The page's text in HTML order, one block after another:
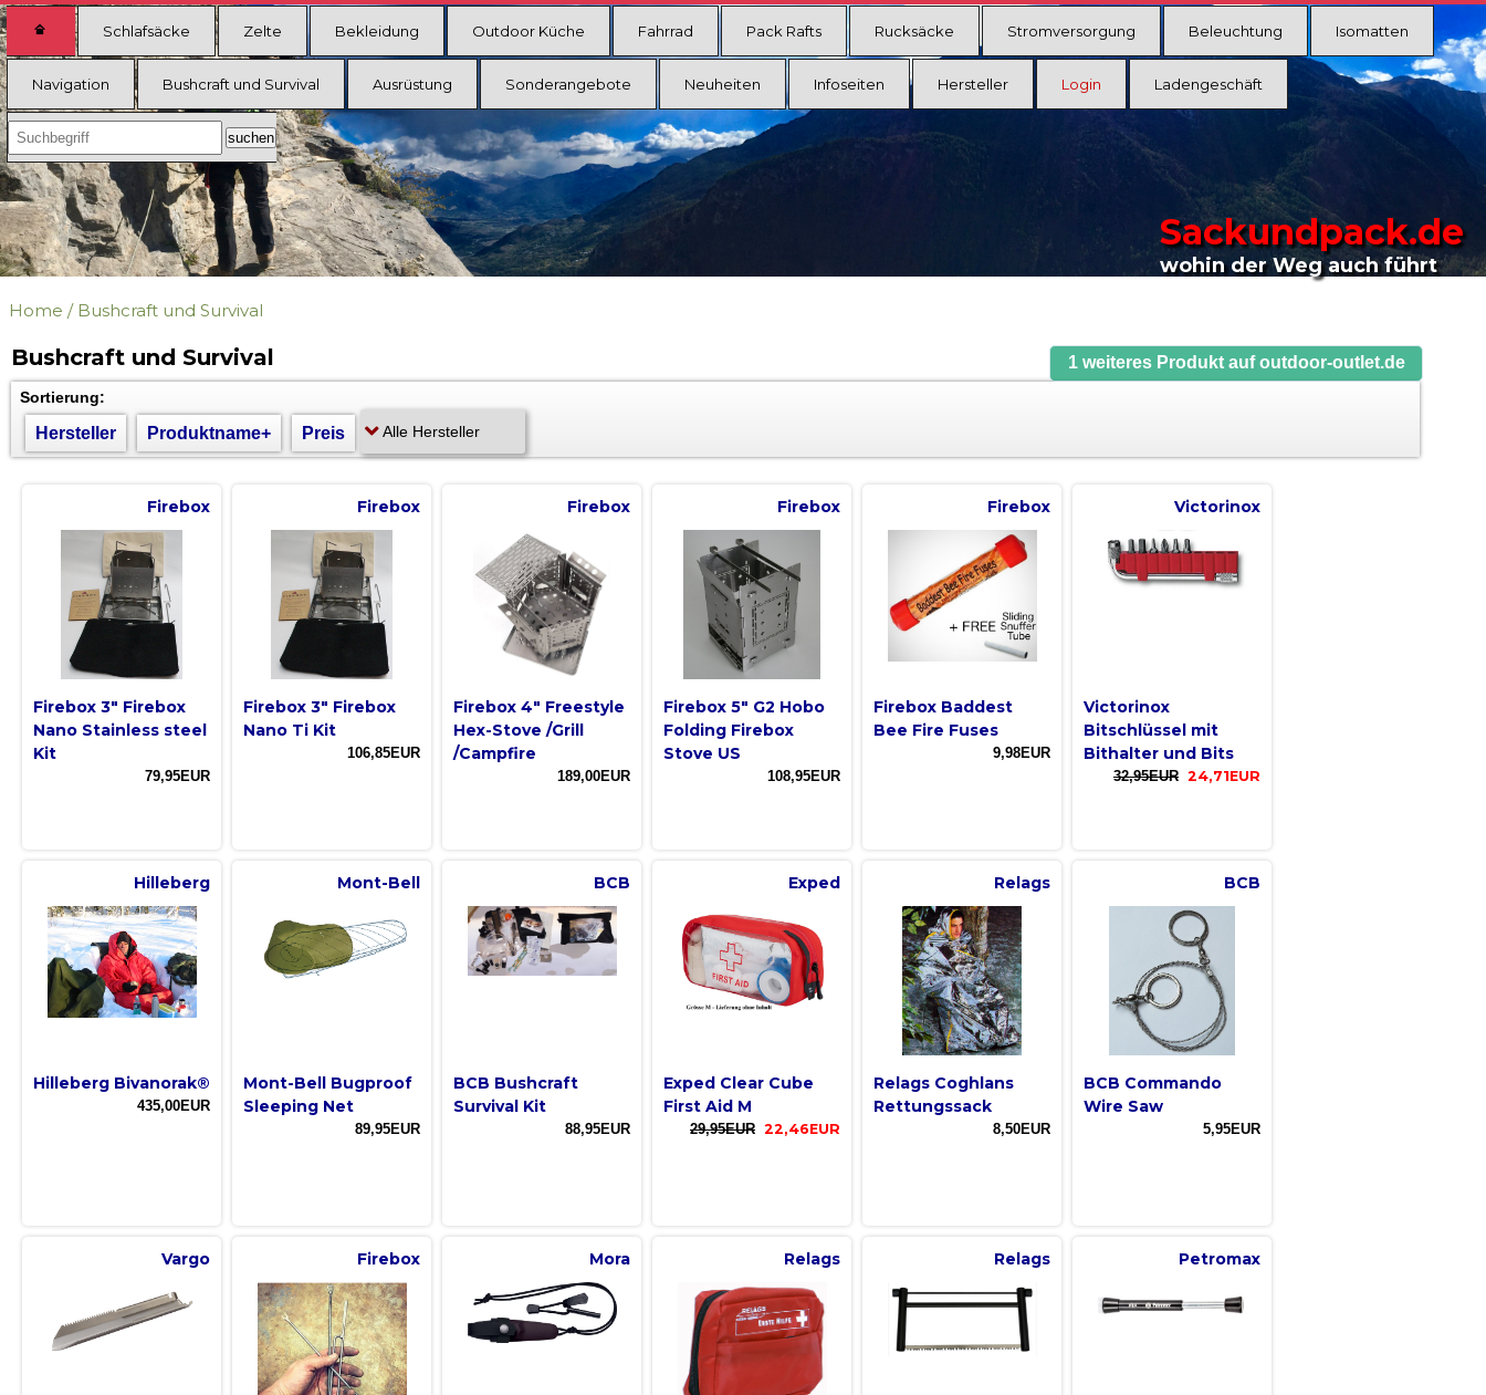
Schlafsäcke Zelte Bekleidung Outdoor Küche Fahrrad Pack Rafts Rucksäcke Stromversorgung Beleuchtung Isomatten
Navigation Bushcraft und Survival Ausrüstung Sonderangebote Neuheiten Infoseiten Hersteller Login Ladengeschäft
Sackundpack.de
wohin der Weg auch führt
Home / Bushcraft und Survival
Bushcraft und Survival 1 weiteres Produkt auf outdoor-outlet.de
Sortierung:
Hersteller Produktname+ Preis
Firebox
Firebox 3" Firebox
Nano Stainless steel
Kit
79,95EUR
Firebox
Firebox 3" Firebox
Nano Ti Kit
106,85EUR
Firebox
Firebox 4" Freestyle
Hex-Stove /Grill
/Campfire
189,00EUR
Firebox
Firebox 5" G2 Hobo
Folding Firebox
Stove US
108,95EUR
Firebox
Firebox Baddest
Bee Fire Fuses
9,98EUR
Victorinox
Victorinox
Bitschlüssel mit
Bithalter und Bits
32,95EUR 24,71EUR
Hilleberg
Hilleberg Bivanorak®
435,00EUR
Mont-Bell
Mont-Bell Bugproof
Sleeping Net
89,95EUR
BCB
BCB Bushcraft
Survival Kit
88,95EUR
Exped
Exped Clear Cube
First Aid M
29,95EUR 22,46EUR
Relags
Relags Coghlans
Rettungssack
8,50EUR
BCB
BCB Commando
Wire Saw
5,95EUR
Vargo Firebox Mora Relags Relags Petromax